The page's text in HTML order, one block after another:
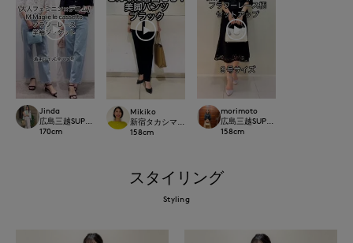
Jinda
広島三越SUPERIORCLOSET
170cm
Mikiko
新宿タカシマヤSUPERIOR CLOSET
158cm
morimoto
広島三越SUPERIORCLOSET
158cm
スタイリング
Styling